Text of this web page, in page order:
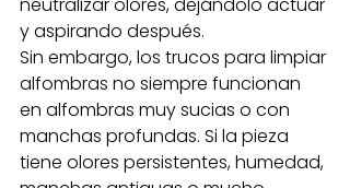
y aspirando después.
Sin embargo, los trucos para limpiar
alfombras no siempre funcionan
en alfombras muy sucias o con
manchas profundas. Si la pieza
tiene olores persistentes, humedad,